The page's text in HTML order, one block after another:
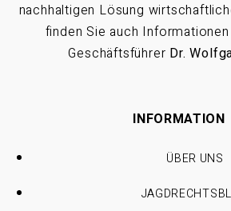
nachhaltigen Lösung
finden Sie auch
Geschäftsführer Dr.
INFORMATION
ÜBER UNS